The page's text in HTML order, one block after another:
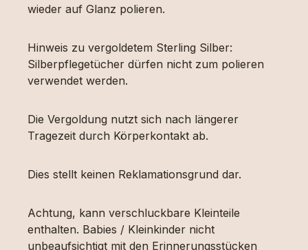
wieder auf Glanz polieren.
Hinweis zu vergoldetem Sterling Silber:
Silberpflegetücher dürfen nicht zum polieren
verwendet werden.
Die Vergoldung nutzt sich nach längerer
Tragezeit durch Körperkontakt ab.
Dies stellt keinen Reklamationsgrund dar.
Achtung, kann verschluckbare Kleinteile
enthalten. Babies / Kleinkinder nicht
unbeaufsichtigt mit den Erinnerungsstücken